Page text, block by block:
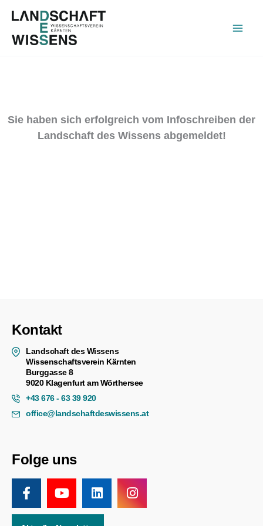
Inhalt
springen
Sie haben sich erfolgreich vom Infoschreiben der
Landschaft des Wissens abgemeldet!
Kontakt
Landschaft des Wissens
Wissenschaftsverein Kärnten
Burggasse 8
9020 Klagenfurt am Wörthersee
+43 676 - 63 39 920
office@landschaftdeswissens.at
Folge uns